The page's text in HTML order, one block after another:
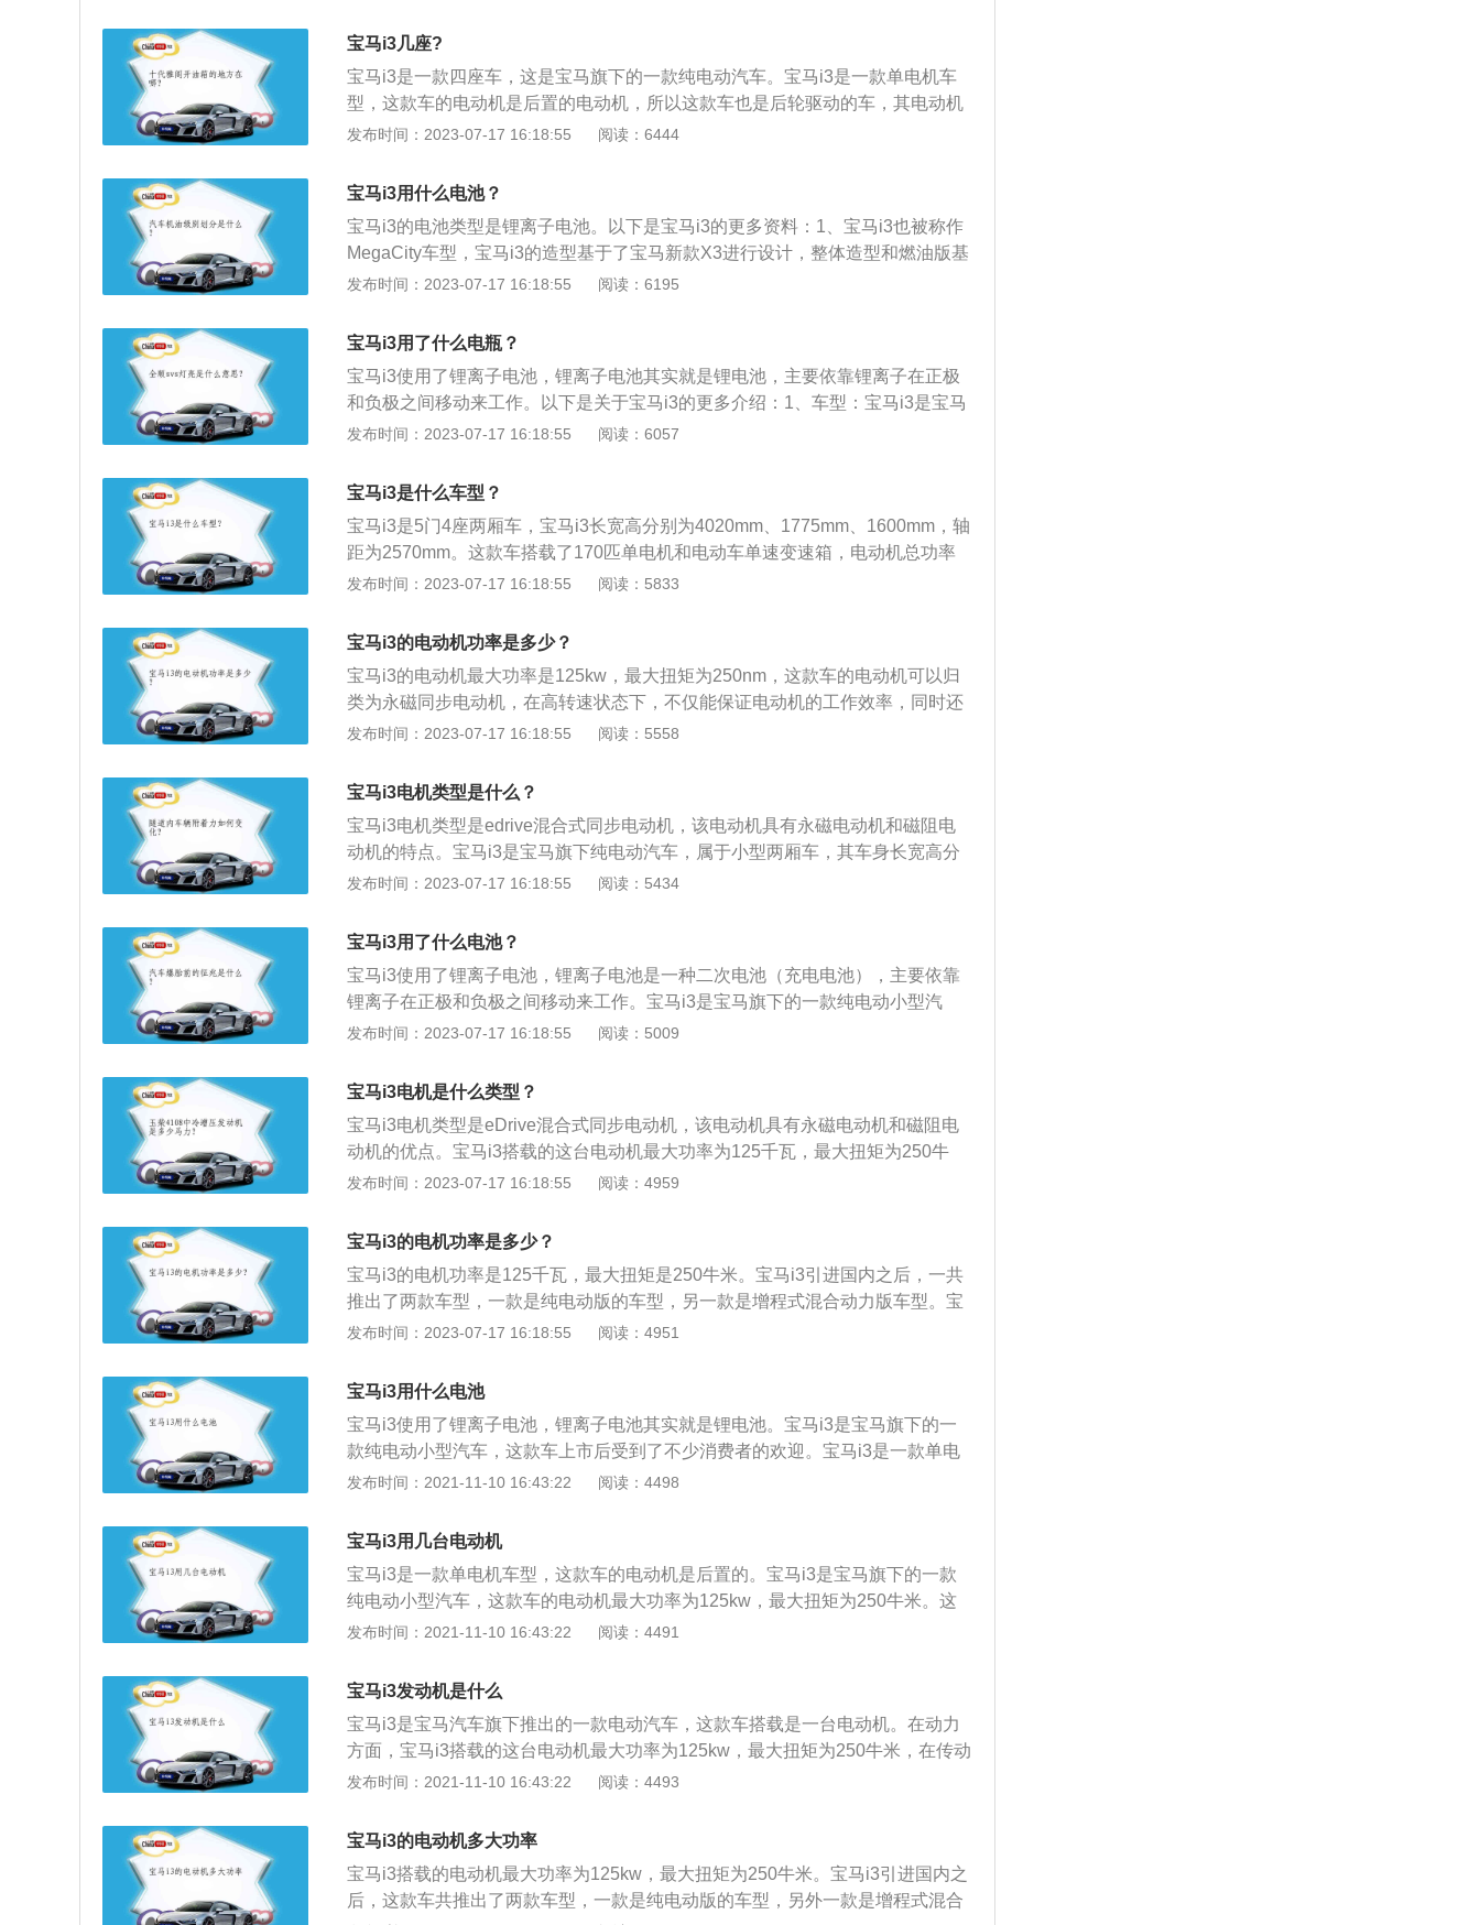
的前悬挂采用麦弗逊式独立悬挂，后悬挂采用多连杆式独立悬挂。多连杆独立悬
操控性。
宝马i3几座?
宝马i3是一款四座车，这是宝马旗下的一款纯电动汽车。宝马i3是一款单电机车
型，这款车的电动机是后置的电动机，所以这款车也是后轮驱动的车，其电动机
最大功率为125kw，最大扭矩为250牛米。以下是有关宝马i3的简介：1、宝马i3
架是一种非常常见的独立悬架，这种悬架可以提高车轮的贴地性能，这样可以提
高车轮的抓地力，随着抓地力提高，车子的操控性也会提高。2、若对宝马i3感兴
趣，可以去当地的宝马4s店看车试驾，这款车开起来的感受也很不错。宝马i3的
车内空间也比较够用，这款车的长宽高分别是4020毫米，1775毫米，1600毫
米，轴距为2570毫米。
发布时间：2023-07-17 16:18:55 阅读：6444
宝马i3用什么电池？
宝马i3的电池类型是锂离子电池。以下是宝马i3的更多资料：1、宝马i3也被称作
MegaCity车型，宝马i3的造型基于了宝马新款X3进行设计，整体造型和燃油版基
本保持一致。车前脸的双肾格栅采用了封闭式的设计，使用大量蓝色元素。2、
系统十分相似，最高输出功率可达167马力，将动力输出至后轮。车辆依靠一组
锂离子电池提供电量，在电量充足的情况下，最大续航里程可达257公里，最高
时速可达160公里每小时。
发布时间：2023-07-17 16:18:55 阅读：6195
宝马i3用了什么电瓶？
宝马i3使用了锂离子电池，锂离子电池其实就是锂电池，主要依靠锂离子在正极
和负极之间移动来工作。以下是关于宝马i3的更多介绍：1、车型：宝马i3是宝马
旗下的一款纯电动小型汽车，上市后受到了不少消费者的欢迎。宝马i3是一款单
马i3采用了先进的电力驱动系统，该系统与宝马1系ActiveE的全电力驱动系统十
分相似，最高输出功率可达167马力，将动力输出至后轮。
发布时间：2023-07-17 16:18:55 阅读：6057
宝马i3是什么车型？
宝马i3是5门4座两厢车，宝马i3长宽高分别为4020mm、1775mm、1600mm，轴
距为2570mm。这款车搭载了170匹单电机和电动车单速变速箱，电动机总功率
是125千瓦，电动机总扭矩是250牛米。宝马i3匹配的是1挡固定齿比变速箱，其
连杆式独立悬架，车体结构是非承载式，驻车制动类型是电子驻车。
发布时间：2023-07-17 16:18:55 阅读：5833
宝马i3的电动机功率是多少？
宝马i3的电动机最大功率是125kw，最大扭矩为250nm，这款车的电动机可以归
类为永磁同步电动机，在高转速状态下，不仅能保证电动机的工作效率，同时还
能保证电机扭矩更加平顺。宝马i3是宝马旗下的一款纯电动汽车，其属于小型两
架方面，其前悬挂形式为麦弗逊式独立悬挂，后悬为挂形式是多连杆式独立悬
发布时间：2023-07-17 16:18:55 阅读：5558
宝马i3电机类型是什么？
宝马i3电机类型是edrive混合式同步电动机，该电动机具有永磁电动机和磁阻电
动机的特点。宝马i3是宝马旗下纯电动汽车，属于小型两厢车，其车身长宽高分
别是：4020mm、1775mm、1600mm，轴距为2570mm，前悬挂形式为麦弗逊式
功率是125kw，最大扭矩是250nm，与其匹配的是1挡固定齿比变速箱。
发布时间：2023-07-17 16:18:55 阅读：5434
宝马i3用了什么电池？
宝马i3使用了锂离子电池，锂离子电池是一种二次电池（充电电池），主要依靠
锂离子在正极和负极之间移动来工作。宝马i3是宝马旗下的一款纯电动小型汽
车，采用了先进的电力驱动系统，该系统与宝马1系ActiveE的全电力驱动系统十
的长宽高分别为3999mm、1775mm、1578mm。在车辆内部，宝马i3的车内设计
与MINIClubman十分相似，强调车辆的实用性。
发布时间：2023-07-17 16:18:55 阅读：5009
宝马i3电机是什么类型？
宝马i3电机类型是eDrive混合式同步电动机，该电动机具有永磁电动机和磁阻电
动机的优点。宝马i3搭载的这台电动机最大功率为125千瓦，最大扭矩为250牛
米，在传动系统方面，与发动机相匹配的是电动车单速变速箱。作为宝马汽车旗
汽车领域。这款车的定位是小型车，其车身尺寸长为4689mm、宽为1942mm、
高为1282mm、轴距为2800mm。
发布时间：2023-07-17 16:18:55 阅读：4959
宝马i3的电机功率是多少？
宝马i3的电机功率是125千瓦，最大扭矩是250牛米。宝马i3引进国内之后，一共
推出了两款车型，一款是纯电动版的车型，另一款是增程式混合动力版车型。宝
马i3是一款单电机车型，电动机是后置的，也是后轮驱动的。宝马i3采用了更为
似，强调车辆的实用性。性能方面，宝马i3的百公里加速时间大约8秒，一次充电
最远可行驶257km，极速达到每小时160km。
发布时间：2023-07-17 16:18:55 阅读：4951
宝马i3用什么电池
宝马i3使用了锂离子电池，锂离子电池其实就是锂电池。宝马i3是宝马旗下的一
款纯电动小型汽车，这款车上市后受到了不少消费者的欢迎。宝马i3是一款单电
机车型，这款车的电动机最大功率为125kw，最大扭矩为250牛米。宝马i3的电动
架，后悬架使用了多连杆独立悬架。多连杆独立悬架可以提高车轮的贴地性能，
对宝马i3感兴趣，可以去试驾一下这款车，这款车开起来感受不错。纯电动汽车
的动力输出方式与一般的内燃机汽车是不同的。一般的汽油发动机和柴油发动机
需要达到一定转速才可以输出最大扭矩，但是电动机不需要。将油门踏板踩到
汽车更加适合在走走停停的市区道路上行驶。纯电动汽车是未来汽车发展的趋
势，这种汽车有一天会全面取代内燃机汽车。
发布时间：2021-11-10 16:43:22 阅读：4498
宝马i3用几台电动机
宝马i3是一款单电机车型，这款车的电动机是后置的。宝马i3是宝马旗下的一款
纯电动小型汽车，这款车的电动机最大功率为125kw，最大扭矩为250牛米。这
款车全系使用了三元锂电池。大部分纯电动汽车和插电混动汽车都会使用三元锂
三元锂电池的正极是使用三元材料制造的，有些三元锂电池的正极是使用镍，
钴，铝制造的，有些三元锂电池的正极是使用镍，钴，锰制造的。工信部给出的
宝马i3的续航里程为340公里，工信部是在一些比较理想的条件下来测试续航里程
的，所以在实际的使用过程中，这款车的续航里程还会更低一些。宝马i3的前悬
架使用了麦弗逊独立悬架，后悬架使用了多连杆独立悬架。麦弗逊悬架是一种应
麦弗逊悬架只有一个L型控制臂，这种悬架是几乎不会占用发动机舱空间的。多
连杆悬架是基于双叉臂悬架改进而来的，这种悬架是将双叉臂悬架的两个叉臂改
成了单独的连杆。
发布时间：2021-11-10 16:43:22 阅读：4491
宝马i3发动机是什么
宝马i3是宝马汽车旗下推出的一款电动汽车，这款车搭载是一台电动机。在动力
方面，宝马i3搭载的这台电动机最大功率为125kw，最大扭矩为250牛米，在传动
系统方面，与发动机相匹配的是电动车单速变速箱。作为宝马汽车旗下推出的首
这款车的定位是小型车，超短的前后悬设计让车轮尽可能分布在车身四角。在车
然这款车的定位比较小，但是这款车的内部空间是非常可观的，车内的空间可以
满足日常对用车的需求。这款车依旧采用的是家族式的设计，汽车前脸的进气格
发布时间：2021-11-10 16:43:22 阅读：4493
宝马i3的电动机多大功率
宝马i3搭载的电动机最大功率为125kw，最大扭矩为250牛米。宝马i3引进国内之
后，这款车共推出了两款车型，一款是纯电动版的车型，另外一款是增程式混合